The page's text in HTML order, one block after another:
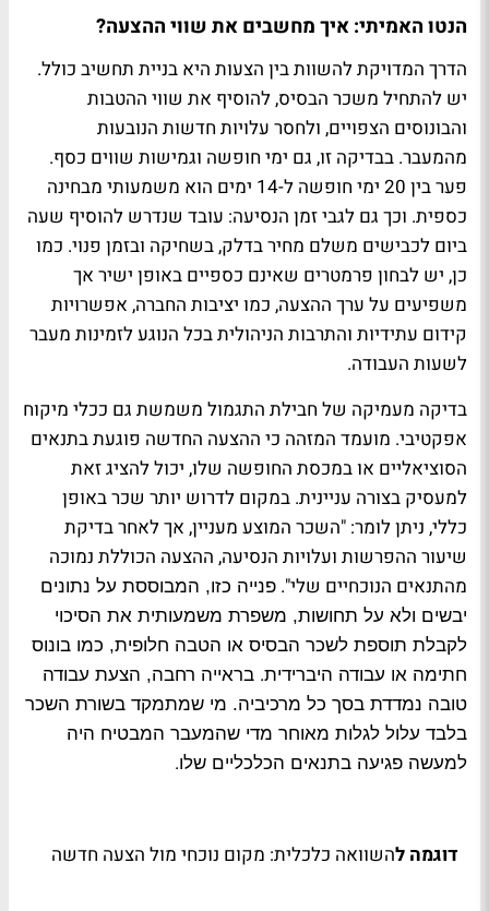
הנטו האמיתי: איך מחשבים את שווי ההצעה?
הדרך המדויקת להשוות בין הצעות היא בניית תחשיב כולל.
יש להתחיל משכר הבסיס, להוסיף את שווי ההטבות
והבונוסים הצפויים, ולחסר עלויות חדשות הנובעות
מהמעבר. בבדיקה זו, גם ימי חופשה וגמישות שווים כסף.
פער בין 20 ימי חופשה ל-14 ימים הוא משמעותי מבחינה
כספית. וכך גם לגבי זמן הנסיעה: עובד שנדרש להוסיף שעה
ביום לכבישים משלם מחיר בדלק, בשחיקה ובזמן פנוי. כמו
כן, יש לבחון פרמטרים שאינם כספיים באופן ישיר אך
משפיעים על ערך ההצעה, כמו יציבות החברה, אפשרויות
קידום עתידיות והתרבות הניהולית בכל הנוגע לזמינות מעבר
לשעות העבודה.
בדיקה מעמיקה של חבילת התגמול משמשת גם ככלי מיקוח
אפקטיבי. מועמד המזהה כי ההצעה החדשה פוגעת בתנאים
הסוציאליים או במכסת החופשה שלו, יכול להציג זאת
למעסיק בצורה עניינית. במקום לדרוש יותר שכר באופן
כללי, ניתן לומר: "השכר המוצע מעניין, אך לאחר בדיקת
שיעור ההפרשות ועלויות הנסיעה, ההצעה הכוללת נמוכה
מהתנאים הנוכחיים שלי". פנייה כזו, המבוססת על נתונים
יבשים ולא על תחושות, משפרת משמעותית את הסיכוי
לקבלת תוספת לשכר הבסיס או הטבה חלופית, כמו בונוס
חתימה או עבודה היברידית. בראייה רחבה, הצעת עבודה
טובה נמדדת בסך כל מרכיביה. מי שמתמקד בשורת השכר
בלבד עלול לגלות מאוחר מדי שהמעבר המבטיח היה
למעשה פגיעה בתנאים הכלכליים שלו.
דוגמה להשוואה כלכלית: מקום נוכחי מול הצעה חדשה